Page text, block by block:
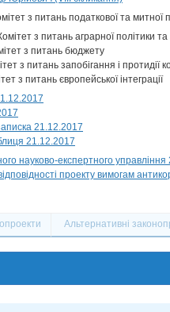
з питань податкової та митної
з питань аграрної політики
з питань бюджету
з питань запобігання і протидії
з питань європейської інтеграції
21.12.2017
21.12.2017
науково-експертного
проекту вимогам
Альтернативні